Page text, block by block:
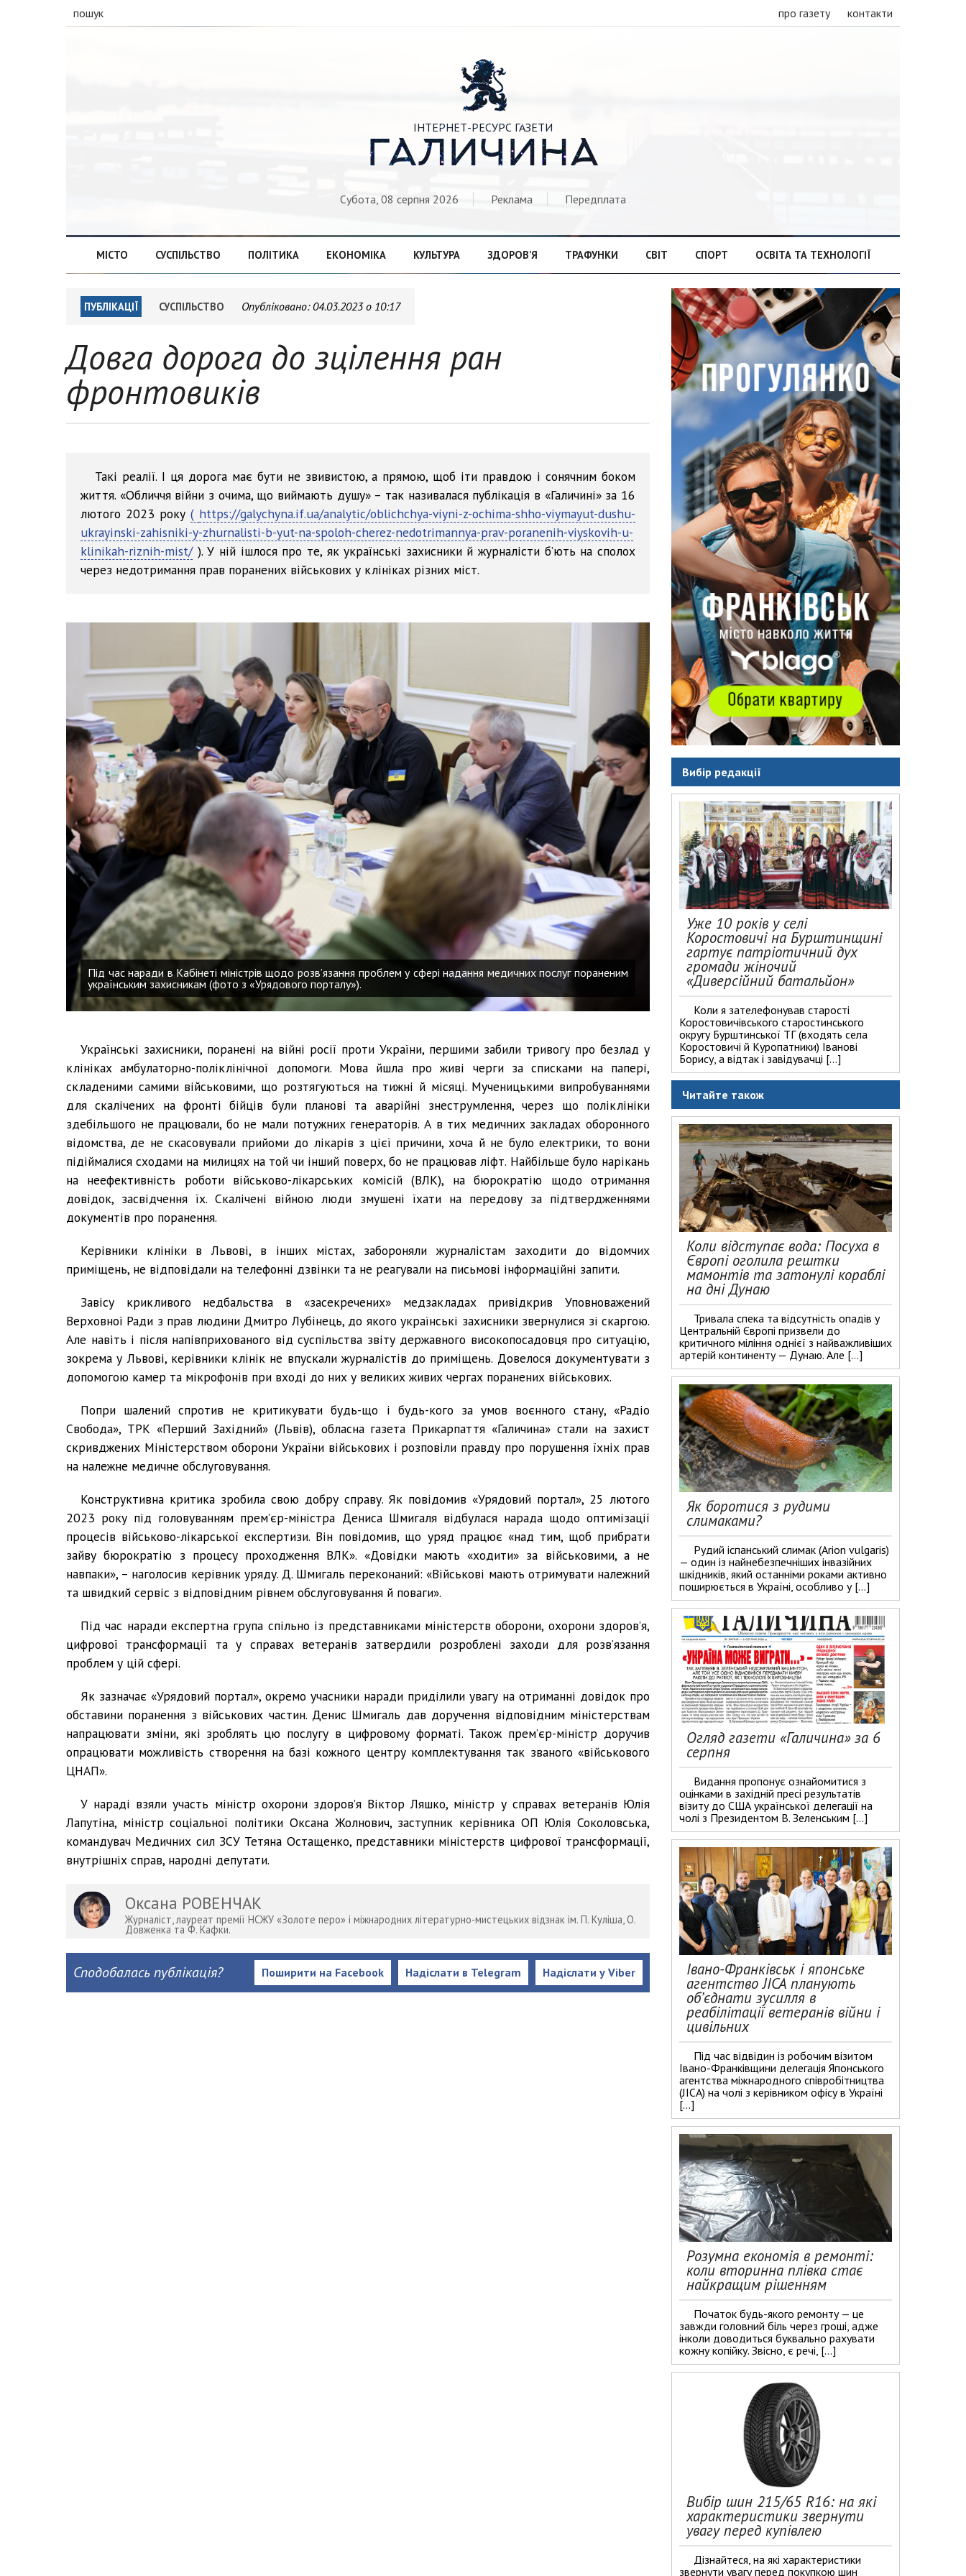
пошук про газету контакти

ІНТЕРНЕТ-РЕСУРС ГАЗЕТИ
ГАЛИЧИНА
Субота, 08 серпня 2026 Реклама Передплата
МІСТО СУСПІЛЬСТВО ПОЛІТИКА ЕКОНОМІКА КУЛЬТУРА ЗДОРОВ’Я ТРАФУНКИ СВІТ СПОРТ ОСВІТА ТА ТЕХНОЛОГІЇ
ПУБЛІКАЦІЇ СУСПІЛЬСТВО Опубліковано: 04.03.2023 о 10:17
Довга дорога до зцілення ран
фронтовиків
Такі реалії. І ця дорога має бути не звивистою, а прямою, щоб іти правдою і сонячним боком
життя. «Обличчя війни з очима, що виймають душу» – так називалася публікація в «Галичині» за 16
лютого 2023 року ( https://galychyna.if.ua/analytic/oblichchya-viyni-z-ochima-shho-viymayut-dushu-
ukrayinski-zahisniki-y-zhurnalisti-b-yut-na-spoloh-cherez-nedotrimannya-prav-poranenih-viyskovih-u-
klinikah-riznih-mist/). У ній ішлося про те, як українські захисники й журналісти б’ють на сполох
через недотримання прав поранених військових у клініках різних міст.
Під час наради в Кабінеті міністрів щодо розв’язання проблем у сфері надання медичних послуг пораненим
українським захисникам (фото з «Урядового порталу»).
Українські захисники, поранені на війні росії проти України, першими забили тривогу про безлад у
клініках амбулаторно-поліклінічної допомоги. Мова йшла про живі черги за списками на папері,
складеними самими військовими, що розтягуються на тижні й місяці. Мученицькими випробуваннями
для скалічених на фронті бійців були планові та аварійні знеструмлення, через що поліклініки
здебільшого не працювали, бо не мали потужних генераторів. А в тих медичних закладах оборонного
відомства, де не скасовували прийоми до лікарів з цієї причини, хоча й не було електрики, то вони
підіймалися сходами на милицях на той чи інший поверх, бо не працював ліфт. Найбільше було нарікань
на неефективність роботи військово-лікарських комісій (ВЛК), на бюрократію щодо отримання
довідок, засвідчення їх. Скалічені війною люди змушені їхати на передову за підтвердженнями
документів про поранення.
Керівники клініки в Львові, в інших містах, забороняли журналістам заходити до відомчих
приміщень, не відповідали на телефонні дзвінки та не реагували на письмові інформаційні запити.
Завісу крикливого недбальства в «засекречених» медзакладах привідкрив Уповноважений
Верховної Ради з прав людини Дмитро Лубінець, до якого українські захисники звернулися зі скаргою.
Але навіть і після напівприхованого від суспільства звіту державного високопосадовця про ситуацію,
зокрема у Львові, керівники клінік не впускали журналістів до приміщень. Довелося документувати з
допомогою камер та мікрофонів при вході до них у великих живих чергах поранених військових.
Попри шалений спротив не критикувати будь-що і будь-кого за умов воєнного стану, «Радіо
Свобода», ТРК «Перший Західний» (Львів), обласна газета Прикарпаття «Галичина» стали на захист
скривджених Міністерством оборони України військових і розповіли правду про порушення їхніх прав
на належне медичне обслуговування.
Конструктивна критика зробила свою добру справу. Як повідомив «Урядовий портал», 25 лютого
2023 року під головуванням прем’єр-міністра Дениса Шмигаля відбулася нарада щодо оптимізації
процесів військово-лікарської експертизи. Він повідомив, що уряд працює «над тим, щоб прибрати
зайву бюрократію з процесу проходження ВЛК». «Довідки мають «ходити» за військовими, а не
навпаки», – наголосив керівник уряду. Д. Шмигаль переконаний: «Військові мають отримувати належний
та швидкий сервіс з відповідним рівнем обслуговування й поваги».
Під час наради експертна група спільно із представниками міністерств оборони, охорони здоров’я,
цифрової трансформації та у справах ветеранів затвердили розроблені заходи для розв’язання
проблем у цій сфері.
Як зазначає «Урядовий портал», окремо учасники наради приділили увагу на отриманні довідок про
обставини поранення з військових частин. Денис Шмигаль дав доручення відповідним міністерствам
напрацювати зміни, які зроблять цю послугу в цифровому форматі. Також прем’єр-міністр доручив
опрацювати можливість створення на базі кожного центру комплектування так званого «військового
ЦНАП».
У нараді взяли участь міністр охорони здоров’я Віктор Ляшко, міністр у справах ветеранів Юлія
Лапутіна, міністр соціальної політики Оксана Жолнович, заступник керівника ОП Юлія Соколовська,
командувач Медичних сил ЗСУ Тетяна Остащенко, представники міністерств цифрової трансформації,
внутрішніх справ, народні депутати.
Оксана РОВЕНЧАК
Журналіст, лауреат премії НСЖУ «Золоте перо» і міжнародних літературно-мистецьких відзнак ім. П. Куліша, О.
Довженка та Ф. Кафки.
Сподобалась публікація? Надіслати у Viber
Надіслати в Telegram
Поширити на Facebook
Вибір редакції
Уже 10 років у селі
Коростовичі на Бурштинщині
гартує патріотичний дух
громади жіночий
«Диверсійний батальйон»
Коли я зателефонував старості
Коростовичівського старостинського
округу Бурштинської ТГ (входять села
Коростовичі й Куропатники) Іванові
Борису, а відтак і завідувачці […]
Читайте також
Коли відступає вода: Посуха в
Європі оголила рештки
мамонтів та затонулі кораблі
на дні Дунаю
Тривала спека та відсутність опадів у
Центральній Європі призвели до
критичного міління однієї з найважливіших
артерій континенту — Дунаю. Але […]
Як боротися з рудими
слимаками?
Рудий іспанський слимак (Arion vulgaris)
— один із найнебезпечніших інвазійних
шкідників, який останніми роками активно
поширюється в Україні, особливо у […]
Огляд газети «Галичина» за 6
серпня
Видання пропонує ознайомитися з
оцінками в західній пресі результатів
візиту до США української делегації на
чолі з Президентом В. Зеленським […]
Івано-Франківськ і японське
агентство JICA планують
об’єднати зусилля в
реабілітації ветеранів війни і
цивільних
Під час відвідин із робочим візитом
Івано-Франківщини делегація Японського
агентства міжнародного співробітництва
(JICA) на чолі з керівником офісу в Україні
[…]
Розумна економія в ремонті:
коли вторинна плівка стає
найкращим рішенням
Початок будь-якого ремонту — це
завжди головний біль через гроші, адже
інколи доводиться буквально рахувати
кожну копійку. Звісно, є речі, […]
Вибір шин 215/65 R16: на які
характеристики звернути
увагу перед купівлею
Дізнайтеся, на які характеристики
звернути увагу перед покупкою шин